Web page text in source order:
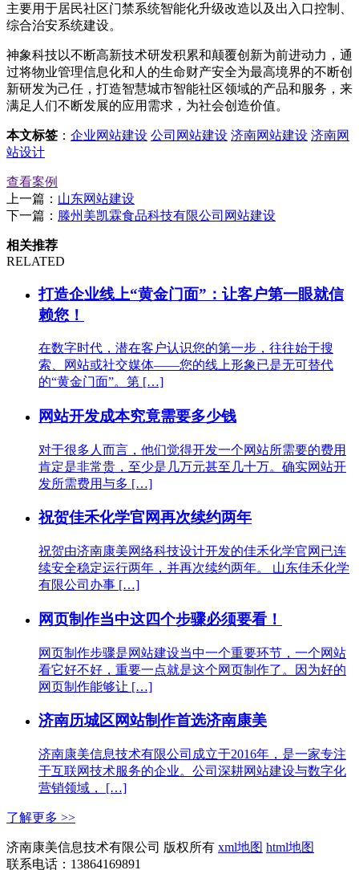
主要用于居民社区门禁系统智能化升级改造以及出入口控制、
综合治安系统建设。
神象科技以不断高新技术研发积累和颠覆创新为前进动力，通
过将物业管理信息化和人的生命财产安全为最高境界的不断创
新研发为己任，打造智慧城市智能社区领域的产品和服务，来
满足人们不断发展的应用需求，为社会创造价值。
本文标签 ： 企业网站建设 公司网站建设 济南网站建设 济南网
站设计
查看案例
上一篇： 山东网站建设
下一篇： 滕州美凯霖食品科技有限公司网站建设
相关推荐
RELATED
打造企业线上“黄金门面”：让客户第一眼就信
赖您！
在数字时代，潜在客户认识您的第一步，往往始于搜
索、网站或社交媒体——您的线上形象已是无可替代
的“黄金门面”。第 […]
网站开发成本究竟需要多少钱
对于很多人而言，他们觉得开发一个网站所需要的费用
肯定是非常贵，至少是几万元甚至几十万。确实网站开
发所需费用与多 […]
祝贺佳禾化学官网再次续约两年
祝贺由济南康美网络科技设计开发的佳禾化学官网已连
续安全稳定运行两年，并再次续约两年。 山东佳禾化学
有限公司办事 […]
网页制作当中这四个步骤必须要看！
网页制作步骤是网站建设当中一个重要环节，一个网站
看它好不好，重要一点就是这个网页制作了。因为好的
网页制作能够让 […]
济南历城区网站制作首选济南康美
济南康美信息技术有限公司成立于2016年，是一家专注
于互联网技术服务的企业。公司深耕网站建设与数字化
营销领域， […]
了解更多 >>
济南康美信息技术有限公司 版权所有 xml地图 html地图
联系电话：13864169891